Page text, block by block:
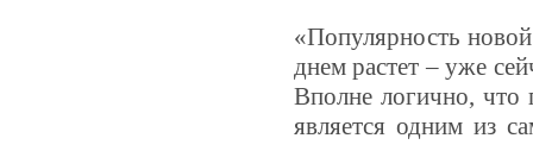
«Популярность
днем растет – уже
Вполне логично, что
является одним из